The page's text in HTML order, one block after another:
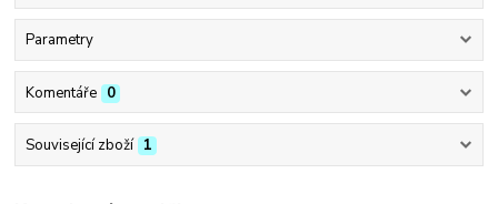
Parametry
Komentáře 0
Související zboží 1